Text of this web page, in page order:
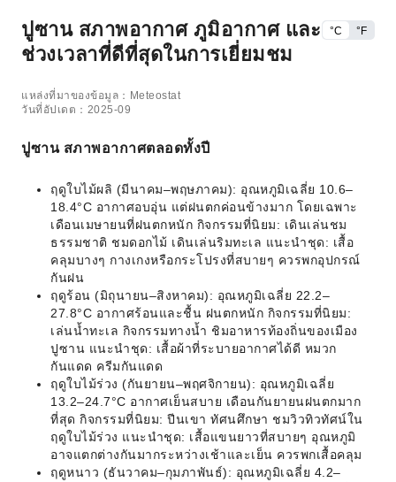
ปูซาน สภาพอากาศ ภูมิอากาศ และ
ช่วงเวลาที่ดีที่สุดในการเยี่ยมชม
°C °F
แหล่งที่มาของข้อมูล：Meteostat
วันที่อัปเดต：2025-09
ปูซาน สภาพอากาศตลอดทั้งปี
ฤดูใบไม้ผลิ (มีนาคม–พฤษภาคม): อุณหภูมิเฉลี่ย 10.6–
18.4°C อากาศอบอุ่น แต่ฝนตกค่อนข้างมาก โดยเฉพาะ
เดือนเมษายนที่ฝนตกหนัก กิจกรรมที่นิยม: เดินเล่นชม
ธรรมชาติ ชมดอกไม้ เดินเล่นริมทะเล แนะนำชุด: เสื้อ
คลุมบางๆ กางเกงหรือกระโปรงที่สบายๆ ควรพกอุปกรณ์
กันฝน
ฤดูร้อน (มิถุนายน–สิงหาคม): อุณหภูมิเฉลี่ย 22.2–
27.8°C อากาศร้อนและชื้น ฝนตกหนัก กิจกรรมที่นิยม:
เล่นน้ำทะเล กิจกรรมทางน้ำ ชิมอาหารท้องถิ่นของเมือง
ปูซาน แนะนำชุด: เสื้อผ้าที่ระบายอากาศได้ดี หมวก
กันแดด ครีมกันแดด
ฤดูใบไม้ร่วง (กันยายน–พฤศจิกายน): อุณหภูมิเฉลี่ย
13.2–24.7°C อากาศเย็นสบาย เดือนกันยายนฝนตกมาก
ที่สุด กิจกรรมที่นิยม: ปีนเขา ทัศนศึกษา ชมวิวทิวทัศน์ใน
ฤดูใบไม้ร่วง แนะนำชุด: เสื้อแขนยาวที่สบายๆ อุณหภูมิ
อาจแตกต่างกันมากระหว่างเช้าและเย็น ควรพกเสื้อคลุม
ฤดูหนาว (ธันวาคม–กุมภาพันธ์): อุณหภูมิเฉลี่ย 4.2–